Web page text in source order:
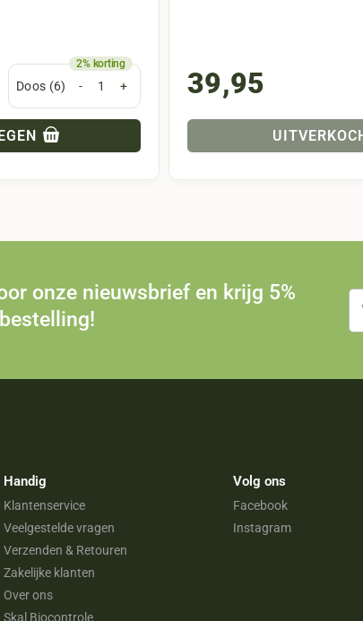
wereld van biologische port? Probeer dan zeker eens
een favoriet bij zowel kenners als nieuwkomers.
Doos (6) - + 39,95
onze nieuwsbrief en krijg 5%
Handig
Klantenservice
Veelgestelde vragen
Verzenden & Retouren
Zakelijke klanten
Over ons
Skal Biocontrole
Volg ons
Facebook
Instagram